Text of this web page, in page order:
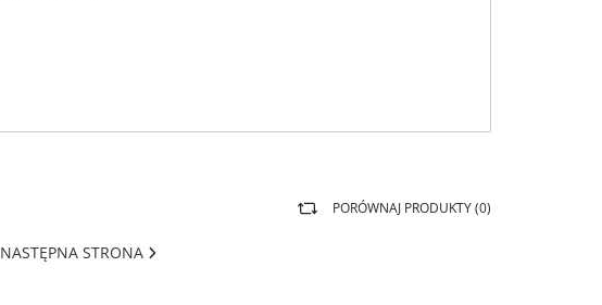
PORÓWNAJ PRODUKTY (0)
NASTĘPNA STRONA